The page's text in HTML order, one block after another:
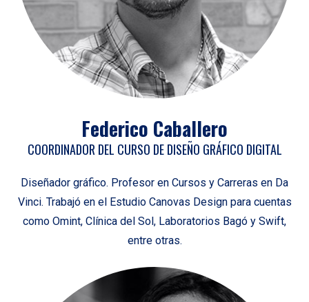
Federico Caballero
COORDINADOR DEL CURSO DE DISEÑO GRÁFICO DIGITAL
Diseñador gráfico. Profesor en Cursos y Carreras en Da
Vinci. Trabajó en el Estudio Canovas Design para cuentas
como Omint, Clínica del Sol, Laboratorios Bagó y Swift,
entre otras.